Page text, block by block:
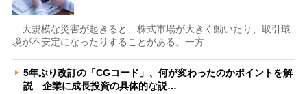
大規模な災害が起きると、株式市場が大きく動いたり、取引環
境が不安定になったりすることがある。一方…
5年ぶり改訂の「CGコード」、何が変わったのかポイントを解
説 企業に成長投資の具体的な説…